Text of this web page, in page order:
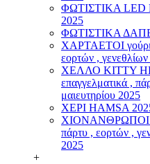
ΦΩΤΙΣΤΙΚΑ LED
2025
ΦΩΤΙΣΤΙΚΑ
ΧΑΡΤΑΕΤΟI
εορτών ,
ΧΕΛΛΟ ΚΙΤΤΥ
επαγγελματικά ,
μαιευτηρίου 2025
ΧΕΡΙ HAMSA
ΧΙΟΝΑΝΘΡΩΠΟΙ
πάρτυ , εορτών ,
2025
+